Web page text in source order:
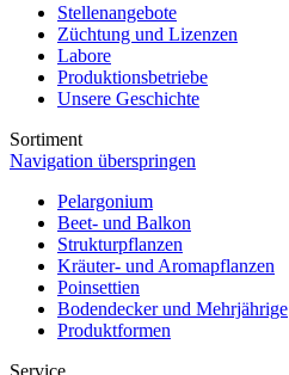
Stellenangebote
Züchtung und Lizenzen
Labore
Produktionsbetriebe
Unsere Geschichte
Sortiment
Navigation überspringen
Pelargonium
Beet- und Balkon
Strukturpflanzen
Kräuter- und Aromapflanzen
Poinsettien
Bodendecker und Mehrjährige
Produktformen
Service